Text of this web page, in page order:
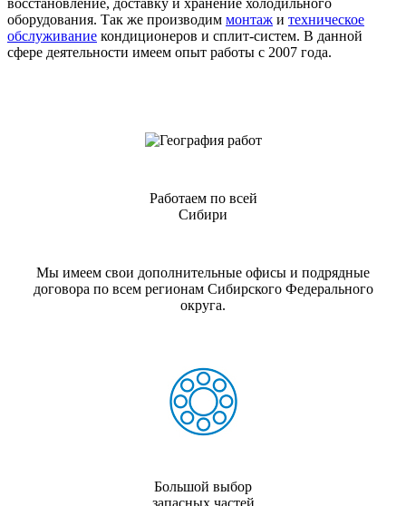
оборудования. Так же производим монтаж и техническое
обслуживание кондиционеров и сплит-систем. В данной
сфере деятельности имеем опыт работы с 2007 года.
Работаем по всей
Сибири
Мы имеем свои дополнительные офисы и подрядные
договора по всем регионам Сибирского Федерального
округа.
Большой выбор
запасных частей